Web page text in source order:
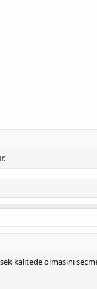
kalitede olmasını